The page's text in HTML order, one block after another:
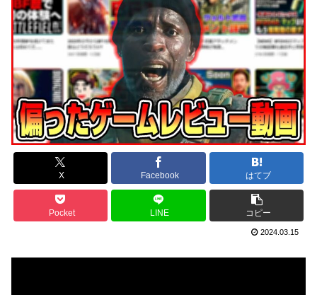
X Facebook はてブ
Pocket LINE コピー
2024.03.15